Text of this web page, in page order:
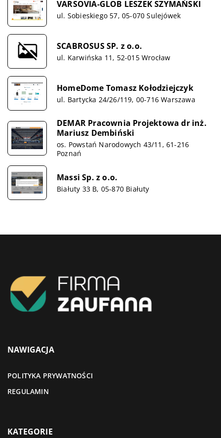
VARSOVIA-GLOB LESZEK SZYMAŃSKI
ul. Sobieskiego 57, 05-070 Sulejówek
SCABROSUS SP. z o.o.
ul. Karwińska 11, 52-015 Wrocław
HomeDome Tomasz Kołodziejczyk
ul. Bartycka 24/26/119, 00-716 Warszawa
DEMAR Pracownia Projektowa dr inż.
Mariusz Dembiński
os. Powstań Narodowych 43/11, 61-216
Poznań
Massi Sp. z o.o.
Białuty 33 B, 05-870 Białuty
NAWIGACJA
POLITYKA PRYWATNOŚCI
REGULAMIN
KATEGORIE